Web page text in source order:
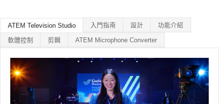
ATEM Television Studio 入門指南 設計 功能介紹
軟體控制 剪輯 ATEM Microphone Converter